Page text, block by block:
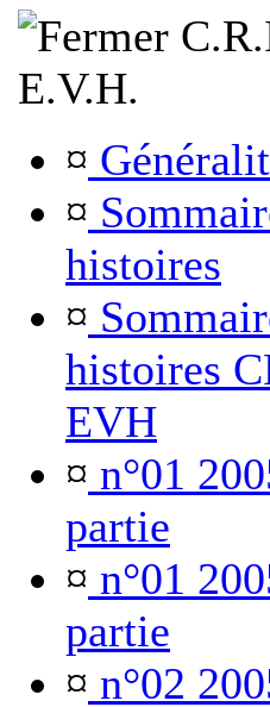
E.V.H.
¤
¤
histoires
¤
histoires
EVH
¤ n°01
partie
¤ n°01
partie
¤ n°02